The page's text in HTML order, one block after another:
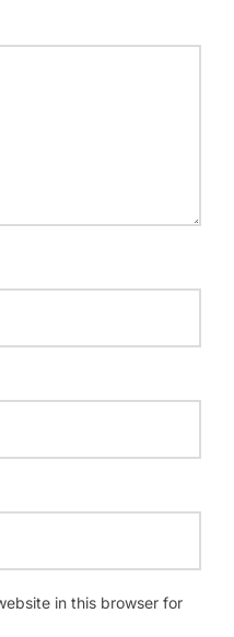
in this browser for